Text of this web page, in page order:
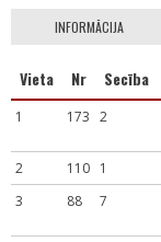
INFORMĀCIJA
Vieta Nr Secība
1 173 2
2 110 1
3
88 7